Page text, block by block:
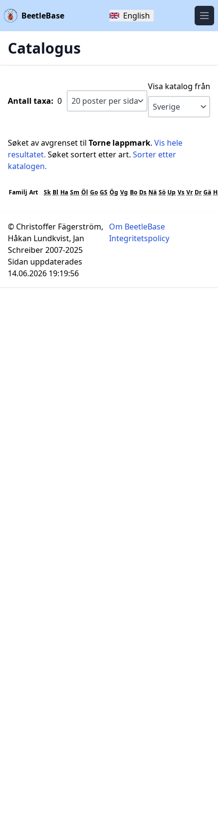
BeetleBase English
Catalogus
Antall taxa: 0
Visa katalog från
Søket av avgrenset til Torne lappmark. Vis hele
resultatet. Søket sortert etter art. Sorter etter
katalogen.
Familj Art Sk Bl Ha Sm Öl Go GS Ög Vg Bo Ds Nä Sö Up Vs Vr Dr Gä
© Christoffer Fägerström,
Håkan Lundkvist, Jan
Schreiber 2007-2025
Sidan uppdaterades
14.06.2026 19:19:56
Om BeetleBase
Integritetspolicy